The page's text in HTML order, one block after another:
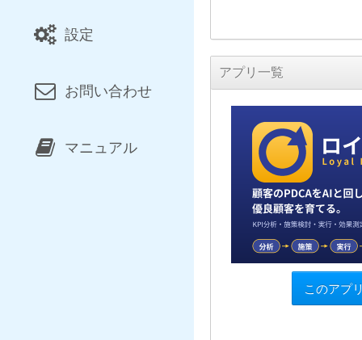
設定
お問い合わせ
マニュアル
アプリ一覧
このアプ